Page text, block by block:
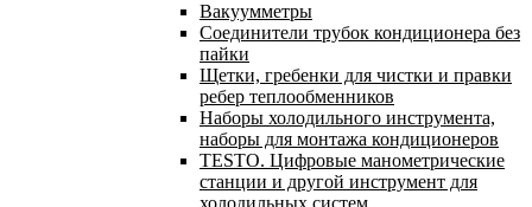
Вакуумметры
Соединители трубок кондиционера без
пайки
Щетки, гребенки для чистки и правки
ребер теплообменников
Наборы холодильного инструмента,
наборы для монтажа кондиционеров
TESTO. Цифровые манометрические
станции и другой инструмент для
холодильных систем